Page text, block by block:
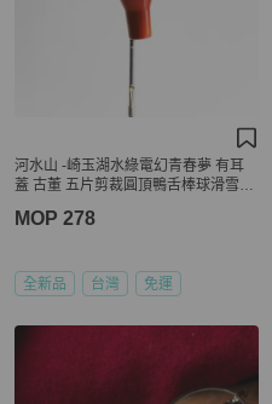
河水山 -崎玉湖水綠電幻青春夢 有耳
蓋 古董 五片剪裁圓頂鴨舌棒球滑雪帽
MOP 278
全新品 台灣 免運